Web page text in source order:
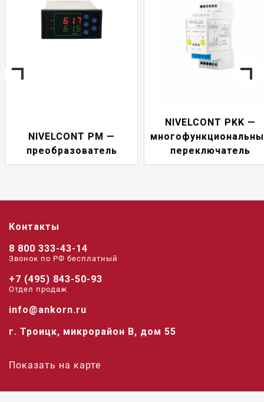
NIVELCONT PM —
преобразователь
NIVELCONT PKK —
переключатель
Контакты
8 800 333-43-14
Звонок по РФ беcплатный
+7 (495) 843-50-93
Отдел продаж
info@ankorn.ru
г. Троицк, микрорайон В, дом 55
Показать на карте